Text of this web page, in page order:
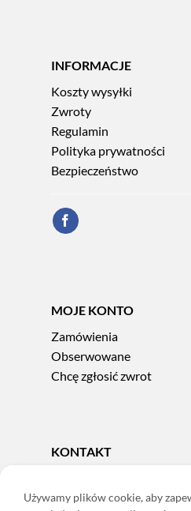
INFORMACJE
Koszty wysyłki
Zwroty
Regulamin
Polityka prywatności
Bezpieczeństwo
MOJE KONTO
Zamówienia
Obserwowane
Chcę zgłosić zwrot
KONTAKT
e-mail:sklep@adoris.pl
Używamy plików cookie, aby